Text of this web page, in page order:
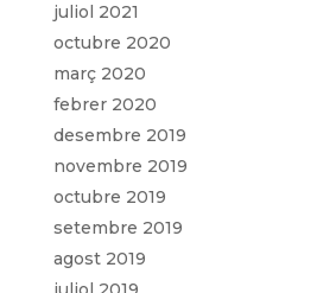
juliol 2021
octubre 2020
març 2020
febrer 2020
desembre 2019
novembre 2019
octubre 2019
setembre 2019
agost 2019